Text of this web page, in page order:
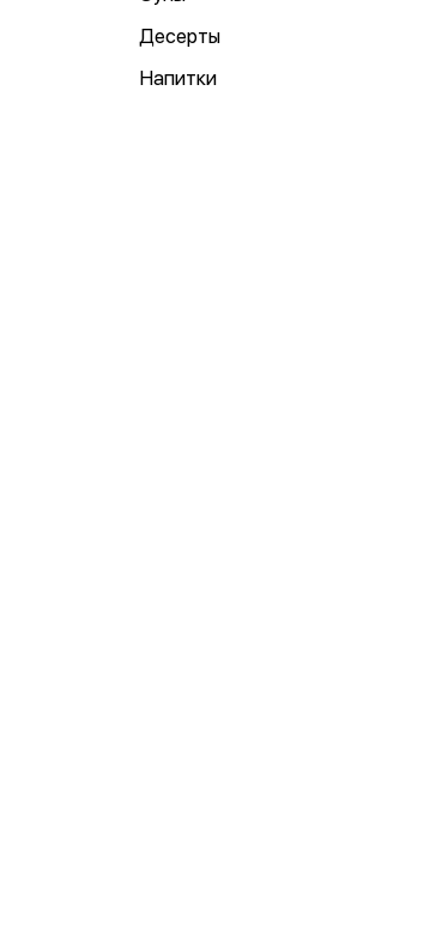
Десерты
Напитки